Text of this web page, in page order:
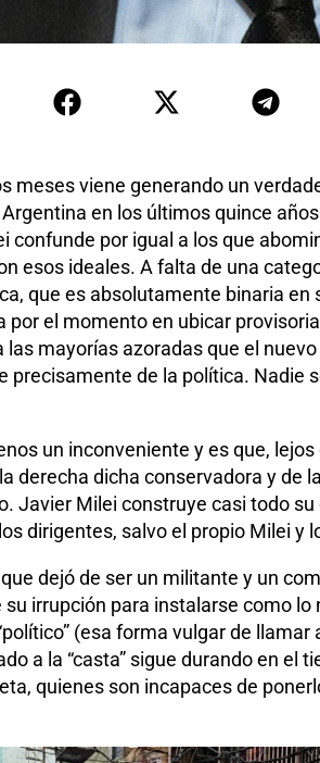
meses viene generando un
en los últimos quince
por igual a los que
esos ideales. A falta de una
que es absolutamente binaria
el momento en ubicar
las mayorías azoradas que el
de la política. Nadie
un inconveniente y es que,
derecha dicha conservadora y de
Javier Milei construye casi todo
dirigentes, salvo el propio Milei y
dejó de ser un militante y un
irrupción para instalarse como
(esa forma vulgar de
a la “casta” sigue durando en
quienes son incapaces de